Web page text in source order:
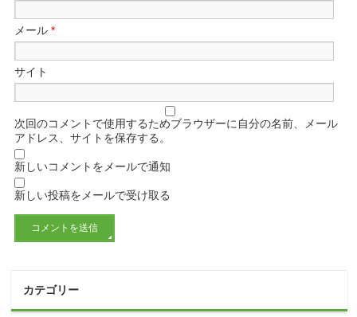
メール*
サイト
次回のコメントで使用するためブラウザーに自分の名前、メール
アドレス、サイトを保存する。
新しいコメントをメールで通知
新しい投稿をメールで受け取る
カテゴリー